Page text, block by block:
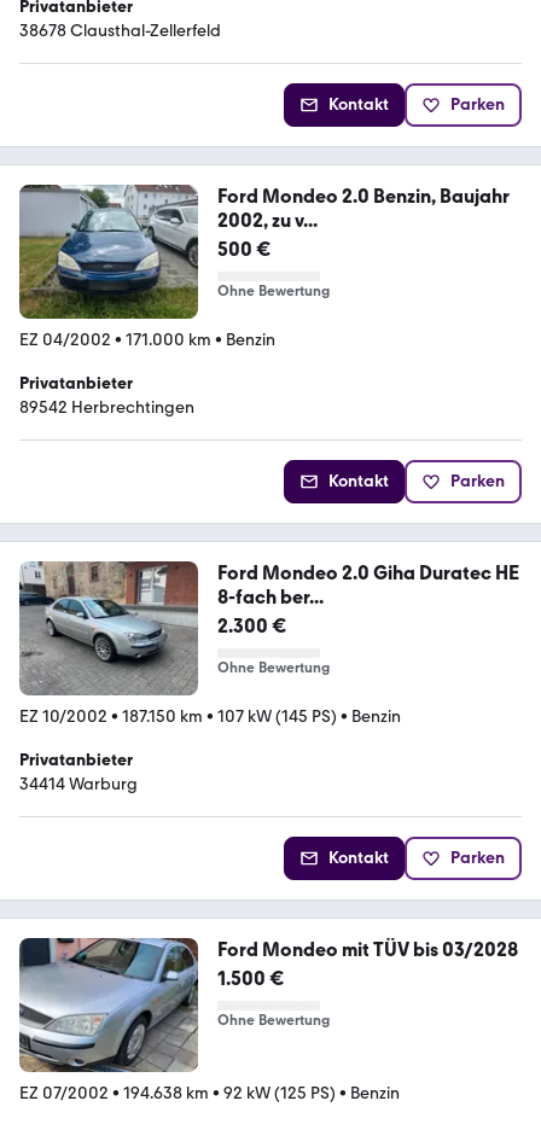
Privatanbieter
38678 Clausthal-Zellerfeld
Kontakt Parken
Ford Mondeo 2.0 Benzin, Baujahr
2002, zu v...
500 €
Ohne Bewertung
EZ 04/2002 • 171.000 km • Benzin
Privatanbieter
89542 Herbrechtingen
Kontakt Parken
Ford Mondeo 2.0 Giha Duratec HE
8-fach ber...
2.300 €
Ohne Bewertung
EZ 10/2002 • 187.150 km • 107 kW (145 PS) • Benzin
Privatanbieter
34414 Warburg
Kontakt Parken
Ford Mondeo mit TÜV bis 03/2028
1.500 €
Ohne Bewertung
EZ 07/2002 • 194.638 km • 92 kW (125 PS) • Benzin